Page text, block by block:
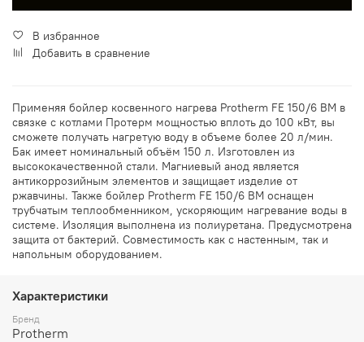
В избранное
Добавить в сравнение
Применяя бойлер косвенного нагрева Protherm FE 150/6 BM в
связке с котлами Протерм мощностью вплоть до 100 кВт, вы
сможете получать нагретую воду в объеме более 20 л/мин.
Бак имеет номинальный объём 150 л. Изготовлен из
высококачественной стали. Магниевый анод является
антикоррозийным элементов и защищает изделие от
ржавчины. Также бойлер Protherm FE 150/6 BM оснащен
трубчатым теплообменником, ускоряющим нагревание воды в
системе. Изоляция выполнена из полиуретана. Предусмотрена
защита от бактерий. Совместимость как с настенным, так и
напольным оборудованием.
Характеристики
Бренд
Protherm